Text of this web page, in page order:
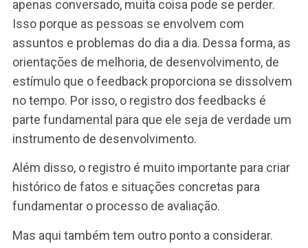
deficiência! Uma conversa periódica é muito
saudável, não só para acompanhar os liderados,
apoio e orientações, mas também para ouvir
sugestões sobre os processos da área,
suas expectativas e necessidades.
Nesse sentido, sugerimos um roteiro do que
deve ser tratado em um feedback de
acompanhamento:
Roteiro para o feedback de
acompanhamento